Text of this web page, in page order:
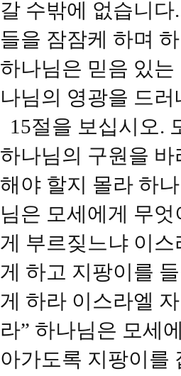
갈 수밖에 없습니
들을 잠잠케 하며
하나님은 믿음 있
나님의 영광을 드
15절을 보십시오.
하나님의 구원을
해야 할지 몰라 하
님은 모세에게 무
게 부르짖느냐 이
게 하고 지팡이를
게 하라 이스라엘
라” 하나님은 모세
아가도록 지팡이를